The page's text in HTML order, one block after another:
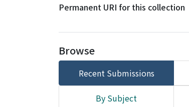
Permanent URI for this collection
Browse
Recent Submissions
By Subject